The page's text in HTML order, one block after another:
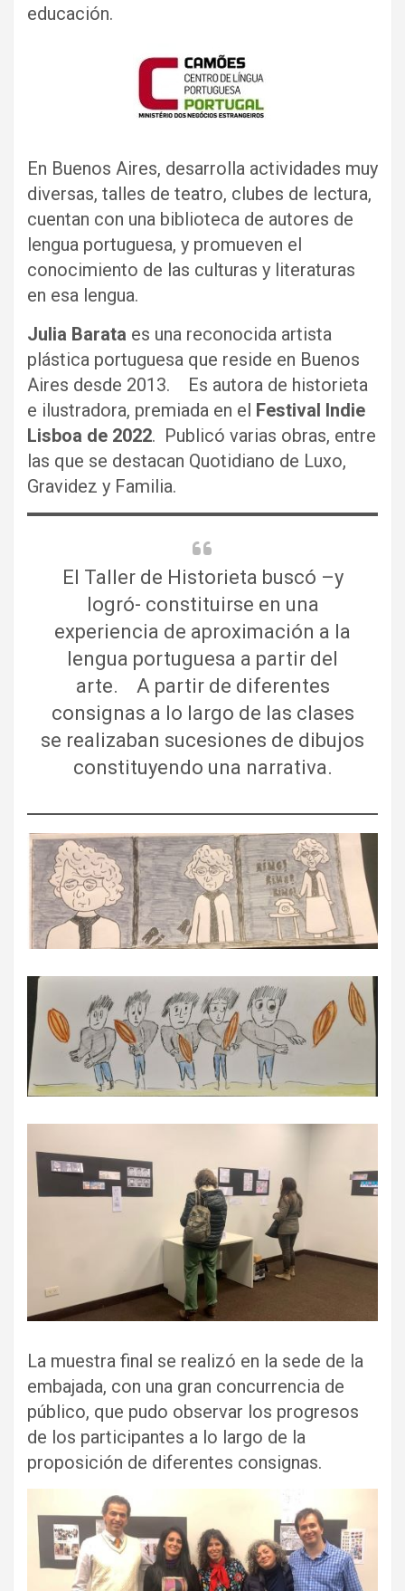
educación.
En Buenos Aires, desarrolla actividades muy
diversas, talles de teatro, clubes de lectura,
cuentan con una biblioteca de autores de
lengua portuguesa, y promueven el
conocimiento de las culturas y literaturas
en esa lengua.
Julia Barata es una reconocida artista
plástica portuguesa que reside en Buenos
Aires desde 2013. Es autora de historieta
e ilustradora, premiada en el Festival Indie
Lisboa de 2022. Publicó varias obras, entre
las que se destacan Quotidiano de Luxo,
Gravidez y Familia.
El Taller de Historieta buscó –y
logró- constituirse en una
experiencia de aproximación a la
lengua portuguesa a partir del
arte. A partir de diferentes
consignas a lo largo de las clases
se realizaban sucesiones de dibujos
constituyendo una narrativa.
La muestra final se realizó en la sede de la
embajada, con una gran concurrencia de
público, que pudo observar los progresos
de los participantes a lo largo de la
proposición de diferentes consignas.